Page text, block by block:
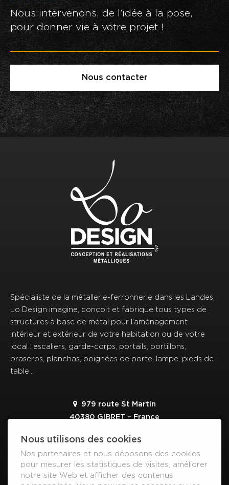
Nous intervenons, de l’idée à la pose,
pour donner vie à votre projet !
Nous contacter
Spécialiste de la métallerie-ferronnerie dans les Landes,
Lo Design imagine, conçoit et fabrique tous types de
structures à base de métal pour l’aménagement
intérieur et extérieur de votre habitation ou de votre
local : escaliers, garde-corps, portails, portillons,
braseros, planchas, poignées de porte, lampe, pieds de
table…
979 route St Martin
40380 GIBRET – France
+33 (0)5 58 98 65 87
commercial@lodesign.fr
Nous utilisons des cookies
Nos partenaires et nous déposons des cookies
pour mesurer les statistiques de visites, améliorer
notre site Web et afficher des contenus